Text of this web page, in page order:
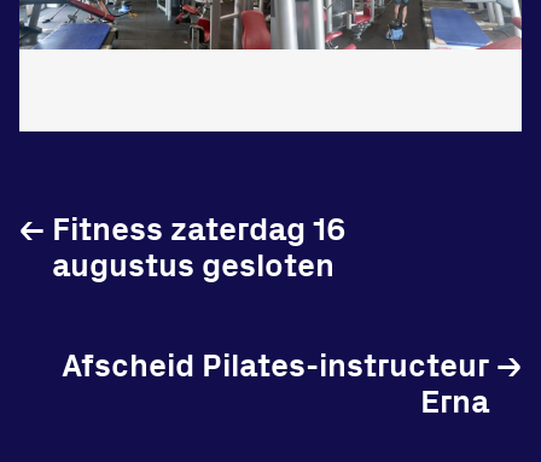
Privacy en cookies
Vraag en contact
Fitness zaterdag 16
augustus gesloten
←
Afscheid Pilates-instructeur
Erna
→